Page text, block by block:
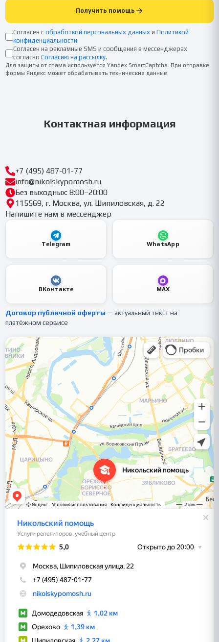
Получить помощь
Согласен с обработкой персональных данных и Политикой
конфиденциальности.
Согласен на рекламные SMS и сообщения в мессенджерах
согласно Согласию на рассылку.
Для защиты от спама используется Yandex SmartCaptcha. При отправке
формы Яндекс может обрабатывать технические данные.
Контактная информация
+7 (495) 487-01-77
info@nikolskypomosh.ru
Без выходных: 8:00–20:00
115569, г. Москва, ул. Шипиловская, д. 22
Напишите нам в мессенджер
Telegram WhatsApp
ВКонтакте MAX
Договор публичной оферты — актуальный текст на
платёжном сервисе